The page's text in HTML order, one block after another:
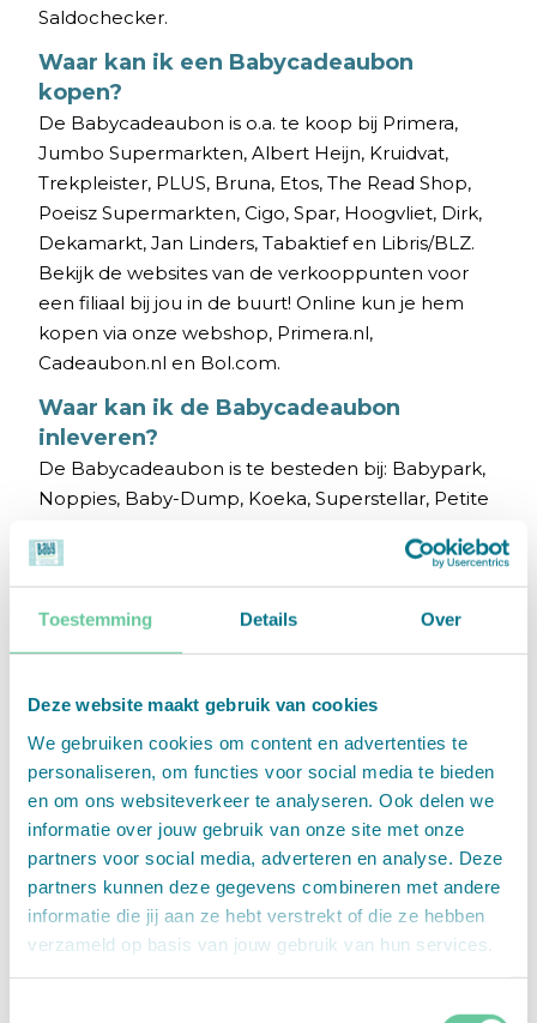
Toestemming Details Over
Deze website maakt gebruik van cookies
We gebruiken cookies om content en advertenties te
personaliseren, om functies voor social media te bieden
en om ons websiteverkeer te analyseren. Ook delen we
informatie over jouw gebruik van onze site met onze
partners voor social media, adverteren en analyse. Deze
partners kunnen deze gegevens combineren met andere
informatie die jij aan ze hebt verstrekt of die ze hebben
verzameld op basis van jouw gebruik van hun services.
Saldochecker.
Waar kan ik een Babycadeaubon
kopen?
De Babycadeaubon is o.a. te koop bij Primera,
Jumbo Supermarkten, Albert Heijn, Kruidvat,
Trekpleister, PLUS, Bruna, Etos, The Read Shop,
Poeisz Supermarkten, Cigo, Spar, Hoogvliet, Dirk,
Dekamarkt, Jan Linders, Tabaktief en Libris/BLZ.
Bekijk de websites van de verkooppunten voor
een filiaal bij jou in de buurt! Online kun je hem
kopen via onze webshop, Primera.nl,
Cadeaubon.nl en Bol.com.
Waar kan ik de Babycadeaubon
inleveren?
De Babycadeaubon is te besteden bij: Babypark,
Noppies, Baby-Dump, Koeka, Superstellar, Petite
Kids, NAME IT, Tumble 'N Dry, Little Dutch,
Vingino, May Mays, Meyco Baby en C&A.
Hoe werkt het?
Babycadeaubon is gemakkelijk in gebruik. In een
fysieke winkel overhandig je jouw Babycadeaubon
bij de kassa, het bedrag op jouw Babycadeaubon
wordt van het totale bonbedrag afgehaald
waarna je het eventuele restantbedrag op een
andere manier betaalt.
Online betalen:
Bij het afrekenen in een webshop kun je kiezen